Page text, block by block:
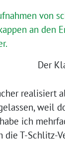
Der
realisiert
weil
ich
T-Schlitz-